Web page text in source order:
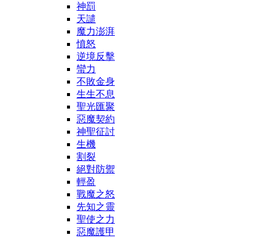
神罰
天譴
魔力澎湃
憤怒
逆境反擊
蠻力
不敗金身
生生不息
聖光匯聚
惡魔契約
神聖征討
生機
割裂
絕對防禦
輕盈
戰魔之怒
先知之靈
聖使之力
惡魔護甲